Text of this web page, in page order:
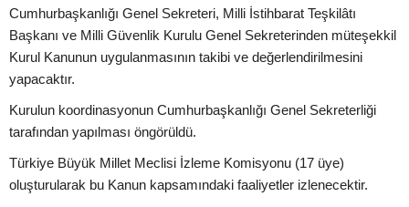
Cumhurbaşkanlığı Genel Sekreteri, Milli İstihbarat Teşkilâtı
Başkanı ve Milli Güvenlik Kurulu Genel Sekreterinden müteşekkil
Kurul Kanunun uygulanmasının takibi ve değerlendirilmesini
yapacaktır.
Kurulun koordinasyonun Cumhurbaşkanlığı Genel Sekreterliği
tarafından yapılması öngörüldü.
Türkiye Büyük Millet Meclisi İzleme Komisyonu (17 üye)
oluşturularak bu Kanun kapsamındaki faaliyetler izlenecektir.